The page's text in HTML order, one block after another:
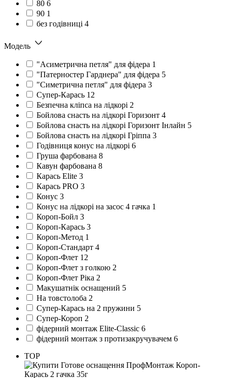
80 6
90 1
без годівниці 4
Модель
"Асиметрична петля" для фідера 1
"Патерностер Гарднера" для фідера 5
"Симетрична петля" для фідера 3
Cупер-Карась 12
Безпечна кліпса на лідкорі 2
Бойлова снасть на лідкорі Горизонт 4
Бойлова снасть на лідкорі Горизонт Інлайн 5
Бойлова снасть на лідкорі Гріппа 3
Годівниця конус на лідкорі 6
Груша фарбована 8
Кавун фарбована 8
Карась Elite 3
Карась PRO 3
Конус 3
Конус на лідкорі на засос 4 гачка 1
Короп-Бойл 3
Короп-Карась 3
Короп-Метод 1
Короп-Стандарт 4
Короп-Флет 12
Короп-Флет з голкою 2
Короп-Флет Ріка 2
Макушатнік оснащений 5
На товстолоба 2
Супер-Карась на 2 пружини 5
Супер-Короп 2
фідерний монтаж Elite-Classic 6
фідерний монтаж з протизакручувачем 6
TOP